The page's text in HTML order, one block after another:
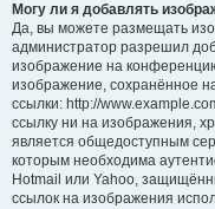
Могу ли я добавлять
Да, вы можете размещать
администратор разрешил
изображение на
изображение, сохранённое
ссылки: http://
ссылку ни на изображения,
является общедоступным
которым необходима
Hotmail или Yahoo,
ссылок на изображения